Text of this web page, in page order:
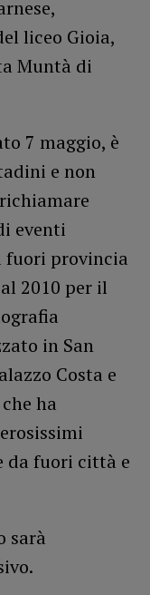
liceo Gioia,
Muntà di
7 maggio, è
e non
eventi
fuori provincia
2010 per il
in San
Costa e
ha
da fuori città e
sarà